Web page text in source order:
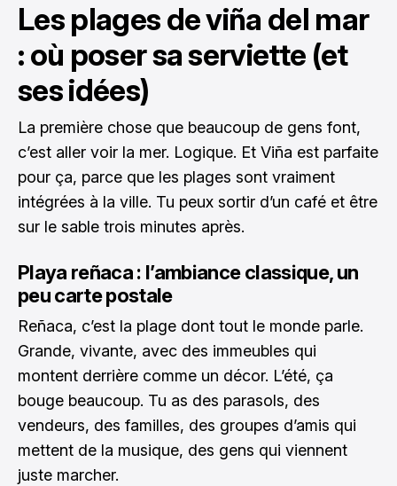
Les plages de viña del mar
: où poser sa serviette (et
ses idées)
La première chose que beaucoup de gens font,
c’est aller voir la mer. Logique. Et Viña est parfaite
pour ça, parce que les plages sont vraiment
intégrées à la ville. Tu peux sortir d’un café et être
sur le sable trois minutes après.
Playa reñaca : l’ambiance classique, un
peu carte postale
Reñaca, c’est la plage dont tout le monde parle.
Grande, vivante, avec des immeubles qui
montent derrière comme un décor. L’été, ça
bouge beaucoup. Tu as des parasols, des
vendeurs, des familles, des groupes d’amis qui
mettent de la musique, des gens qui viennent
juste marcher.